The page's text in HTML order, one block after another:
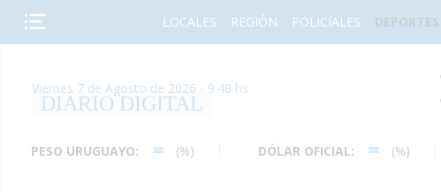
LOCALES REGIÓN POLICIALES DEPORTES
Viernes 7 de Agosto de 2026 - 9:48 hs
DIARIO DIGITAL
URUGUAYO: (%) DÓLAR OFICIAL: (%)